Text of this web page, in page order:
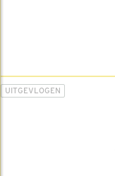
UITGEVLOGEN